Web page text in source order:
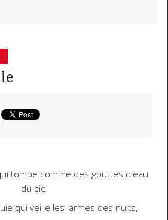
tombe comme des gouttes d'eau
du ciel
qui veille les larmes des nuits,